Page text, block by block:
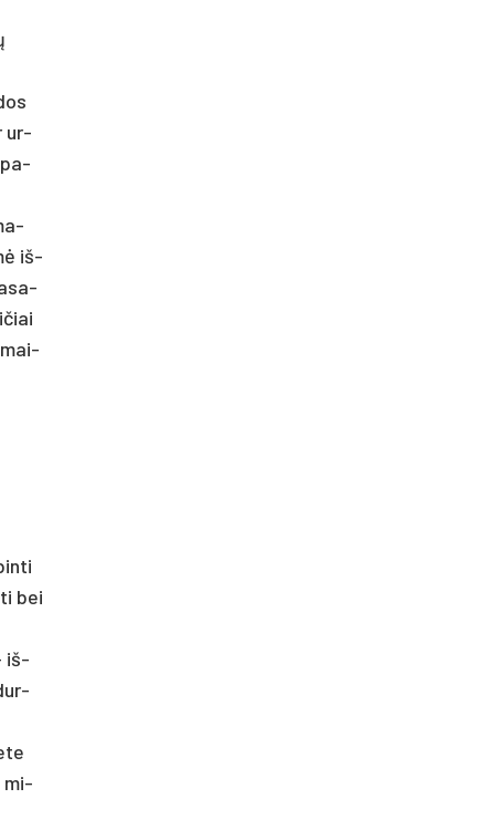
ur­
pa­
iš­
bei
iš­
mi­